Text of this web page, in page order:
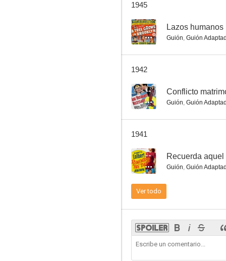
1945
-- Lazos humanos
Guión, Guión
1942
-- Conflicto
Guión, Guión
1941
-- Recuerda aquel
Guión, Guión
Ver todo